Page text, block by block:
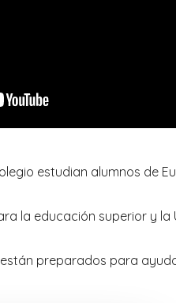
estudian alumnos de
la educación superior y la
preparados para